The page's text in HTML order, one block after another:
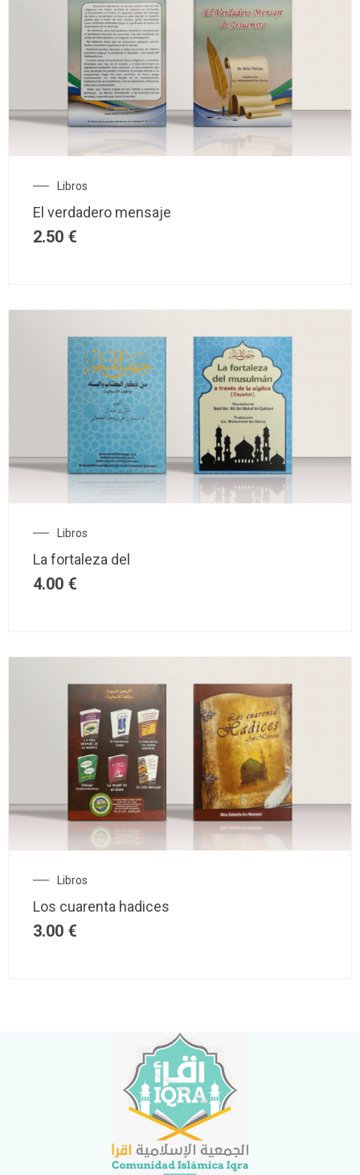
Libros
El verdadero mensaje
2.50 €
Libros
La fortaleza del
4.00 €
Libros
Los cuarenta hadices
3.00 €